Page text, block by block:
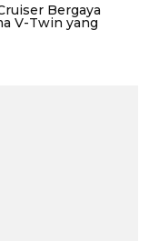
Bergaya
V-Twin yang